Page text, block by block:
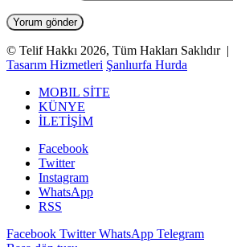
© Telif Hakkı 2026, Tüm Hakları Saklıdır |
Tasarım Hizmetleri Şanlıurfa Hurda
MOBIL SİTE
KÜNYE
İLETİŞİM
Facebook
Twitter
Instagram
WhatsApp
RSS
Facebook Twitter WhatsApp Telegram